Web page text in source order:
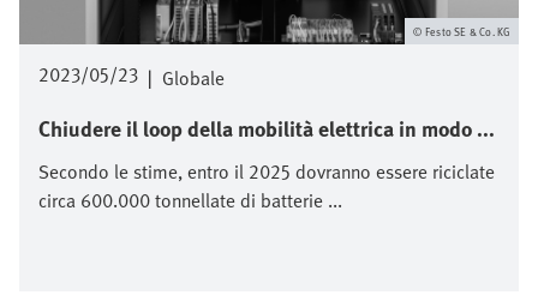
2023/05/23 | Globale
Chiudere il loop della mobilità elettrica in modo ...
Secondo le stime, entro il 2025 dovranno essere riciclate
circa 600.000 tonnellate di batterie ...
Festo SE & Co. KG